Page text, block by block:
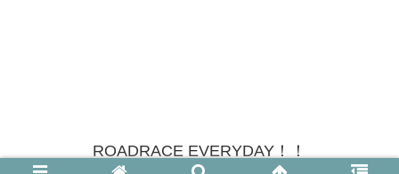
ROADRACE EVERYDAY！！